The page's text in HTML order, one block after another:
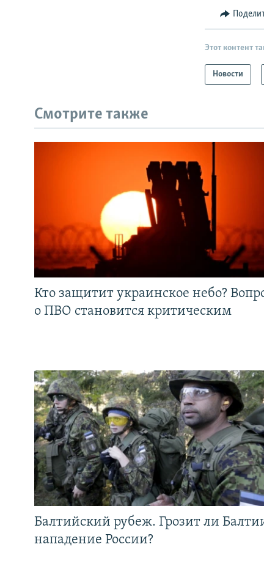
Этот контент
Новости
Смотрите также
Кто защитит украинское небо?
о ПВО становится критическим
Балтийский рубеж. Грозит ли
нападение России?